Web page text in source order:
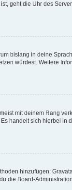
geht die Uhr des
bislang in deine
würdest. Weitere
mit deinem Rang
handelt sich hierbei
hinzufügen:
die Board-